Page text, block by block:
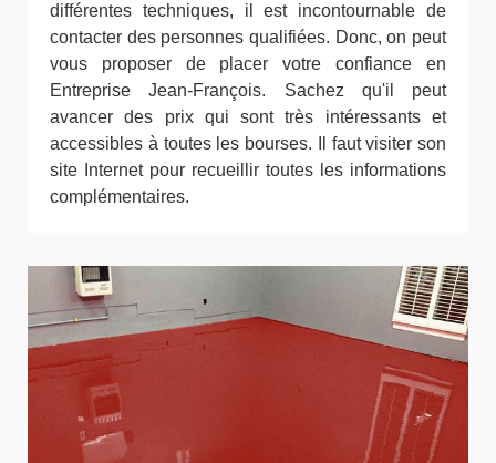
différentes techniques, il est incontournable de
contacter des personnes qualifiées. Donc, on peut
vous proposer de placer votre confiance en
Entreprise Jean-François. Sachez qu'il peut
avancer des prix qui sont très intéressants et
accessibles à toutes les bourses. Il faut visiter son
site Internet pour recueillir toutes les informations
complémentaires.